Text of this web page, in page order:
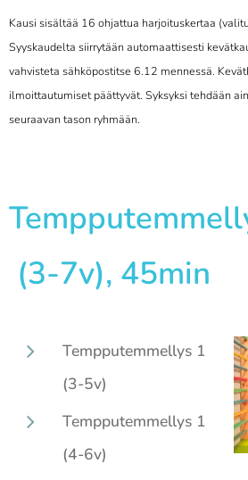
Kausi sisältää 16 ohjattua harjoituskertaa
Syyskaudelta siirrytään automaattisesti
vahvisteta sähköpostitse 6.12 mennessä.
ilmoittautumiset päättyvät. Syksyksi tehdään
seuraavan tason ryhmään.
(3-7v), 45min
Tempputemmellys 1
(3-5v)
Tempputemmellys 1
(4-6v)